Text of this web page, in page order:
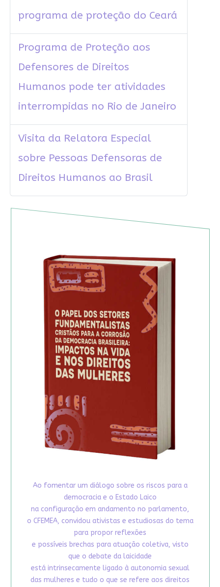
programa de proteção do Ceará
Programa de Proteção aos
Defensores de Direitos
Humanos pode ter atividades
interrompidas no Rio de Janeiro
Visita da Relatora Especial
sobre Pessoas Defensoras de
Direitos Humanos ao Brasil
Ao fomentar um diálogo sobre os riscos para a
democracia e o Estado Laico
na configuração em andamento no parlamento,
o CFEMEA, convidou ativistas e estudiosas do tema
para propor reflexões
e possíveis brechas para atuação coletiva, visto
que o debate da laicidade
está intrinsecamente ligado à autonomia sexual
das mulheres e tudo o que se refere aos direitos